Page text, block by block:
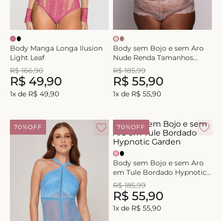
Body Manga Longa Ilusion
Light Leaf
R$ 166,90
R$ 49,90
1x de R$ 49,90
Body sem Bojo e sem Aro
Nude Renda Tamanhos
Maiores
R$ 185,99
R$ 55,90
1x de R$ 55,90
70%OFF 70%OFF
Body sem Bojo e sem Aro
em Tule Bordado Hypnotic
Garden
R$ 185,99
R$ 55,90
1x de R$ 55,90